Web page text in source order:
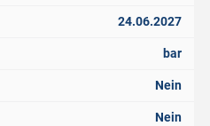
24.06.2027
bar
Nein
Nein